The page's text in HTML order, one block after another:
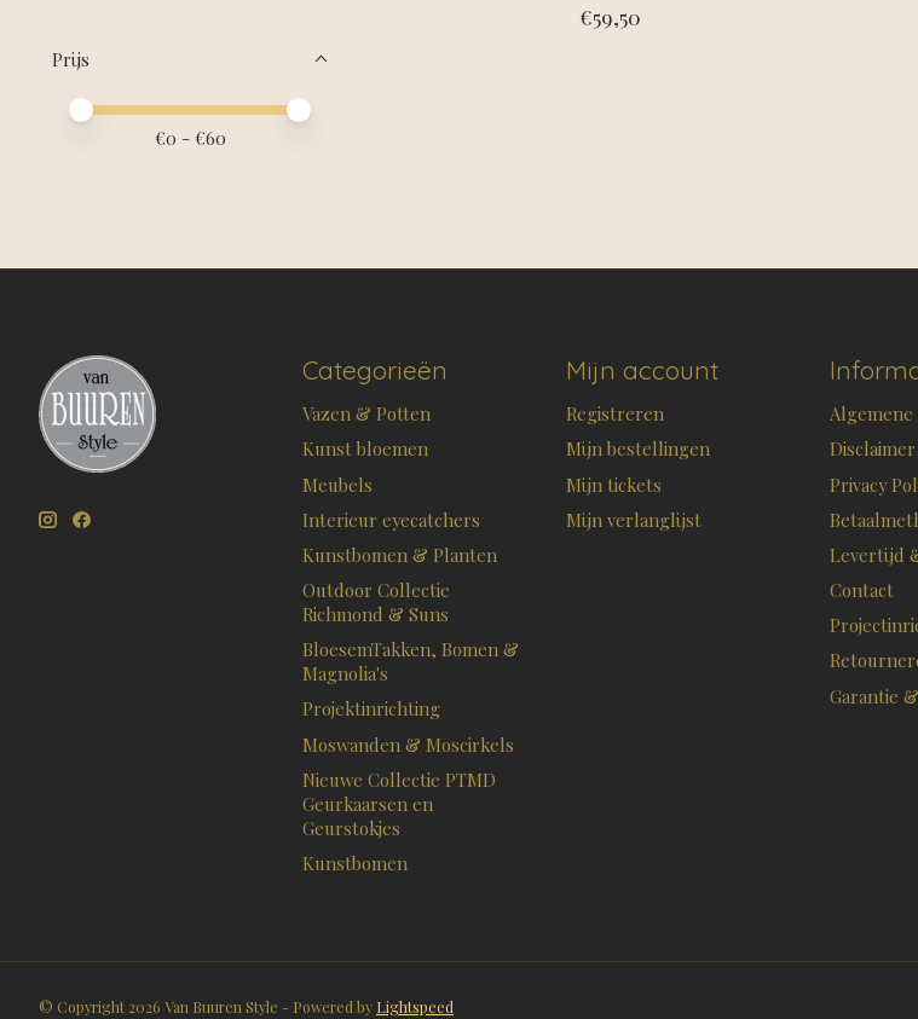
Prijs
Minimale prijswaarde
Price maximum value
€0 - €60
€59,50
Categorieën
Vazen & Potten
Kunst bloemen
Meubels
Interieur eyecatchers
Kunstbomen & Planten
Outdoor Collectie
Richmond & Suns
BloesemTakken, Bomen &
Magnolia's
Projektinrichting
Moswanden & Moscirkels
Nieuwe Collectie PTMD
Geurkaarsen en
Geurstokjes
Kunstbomen
Mijn account
Registreren
Mijn bestellingen
Mijn tickets
Mijn verlanglijst
Disclaimer
Privacy
Levertijd
Contact
Garantie
© Copyright 2026 Van Buuren Style - Powered by Lightspeed